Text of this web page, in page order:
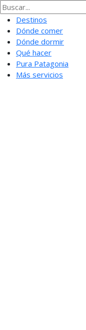
Destinos
Dónde comer
Dónde dormir
Qué hacer
Pura Patagonia
Más servicios